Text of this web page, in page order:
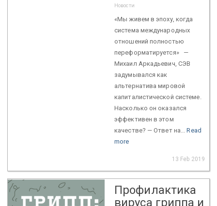
Новости
«Мы живем в эпоху, когда
система международных
отношений полностью
переформатируется» —
Михаил Аркадьевич, СЭВ
задумывался как
альтернатива мировой
капиталистической системе.
Насколько он оказался
эффективен в этом
качестве? — Ответ на...Read
more
13 Feb 2019
Профилактика
вируса гриппа и